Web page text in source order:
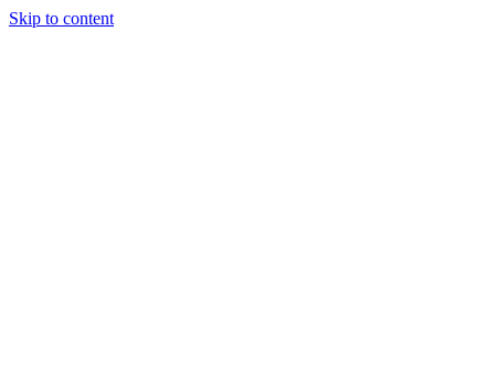
Skip to content